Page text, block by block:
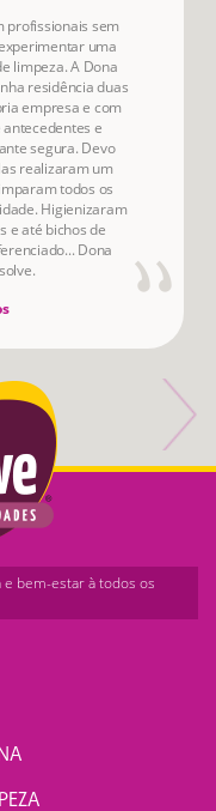
profissionais sem
uma
limpeza. A Dona
residência duas
empresa e com
e
segura. Devo
realizaram um
todos os
Higienizaram
e até bichos de
Dona
bem-estar à todos os